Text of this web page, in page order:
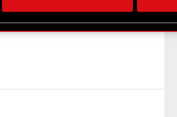
korzystania z ich usług. Kontynuując